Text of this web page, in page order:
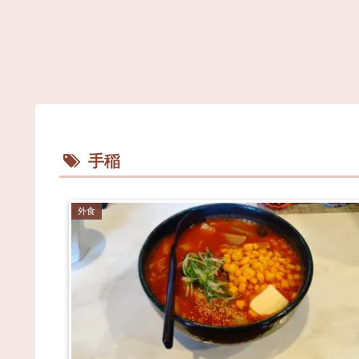
手稲
外食